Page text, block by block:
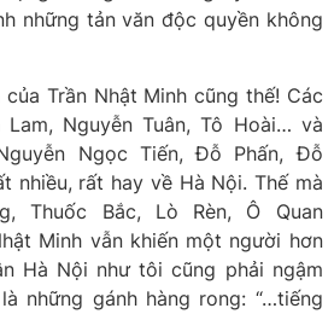
những tản văn độc quyền không
Trần Nhật Minh cũng thế! Các
Lam, Nguyễn Tuân, Tô Hoài… và
Ngọc Tiến, Đỗ Phấn, Đỗ
nhiều, rất hay về Hà Nội. Thế mà
Thuốc Bắc, Lò Rèn, Ô Quan
Minh vẫn khiến một người hơn
Hà Nội như tôi cũng phải ngậm
những gánh hàng rong: “…tiếng